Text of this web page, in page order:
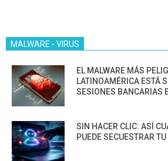
MALWARE - VIRUS
EL MALWARE MÁS
LATINOAMÉRICA ESTÁ
SESIONES BANCARIAS
SIN HACER CLIC: ASÍ
PUEDE SECUESTRAR